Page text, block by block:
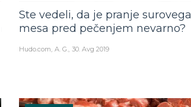
Ste vedeli, da je pranje surovega
mesa pred pečenjem nevarno?
Hudo.com A. G. 30. Avg 2019